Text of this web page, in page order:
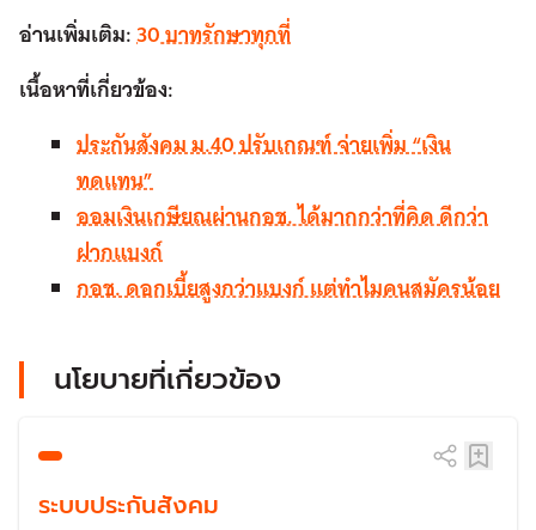
อ่านเพิ่มเติม:30 บาทรักษาทุกที่
เนื้อหาที่เกี่ยวข้อง:
ประกันสังคม ม.40 ปรับเกณฑ์ จ่ายเพิ่ม “เงิน
ทดแทน”
ออมเงินเกษียณผ่านกอช. ได้มากกว่าที่คิด ดีกว่า
ฝากแบงก์
กอช. ดอกเบี้ยสูงกว่าแบงก์ แต่ทำไมคนสมัครน้อย
นโยบายที่เกี่ยวข้อง
ระบบประกันสังคม